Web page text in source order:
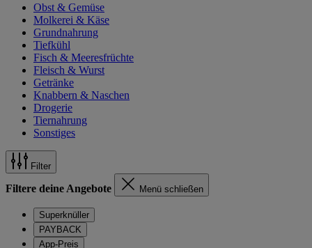
Obst & Gemüse
Molkerei & Käse
Grundnahrung
Tiefkühl
Fisch & Meeresfrüchte
Fleisch & Wurst
Getränke
Knabbern & Naschen
Drogerie
Tiernahrung
Sonstiges
Filter
Filtere deine Angebote Menü schließen
Superknüller
PAYBACK
App-Preis